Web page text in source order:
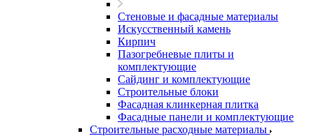
Стеновые и фасадные материалы
Искусственный камень
Кирпич
Пазогребневые плиты и
комплектующие
Сайдинг и комплектующие
Строительные блоки
Фасадная клинкерная плитка
Фасадные панели и комплектующие
Строительные расходные материалы